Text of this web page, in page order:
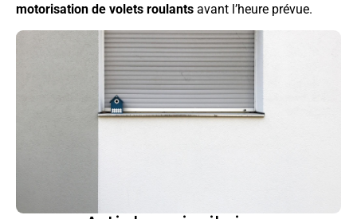
motorisation de volets roulants avant l’heure prévue.